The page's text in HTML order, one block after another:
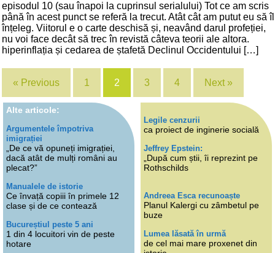
episodul 10 (sau înapoi la cuprinsul serialului) Tot ce am scris
până în acest punct se referă la trecut. Atât cât am putut eu să îl
înțeleg. Viitorul e o carte deschisă și, neavând darul profeției,
nu voi face decât să trec în revistă câteva teorii ale altora.
hiperinflația și cedarea de ștafetă Declinul Occidentului […]
« Previous 1 2 3 4 Next »
Alte articole:
Argumentele împotriva
imigrației
„De ce vă opuneți imigrației,
dacă atât de mulți români au
plecat?”
Manualele de istorie
Ce învață copiii în primele 12
clase și de ce contează
Bucureștiul peste 5 ani
1 din 4 locuitori vin de peste
hotare
Legile cenzurii
ca proiect de inginerie socială
Jeffrey Epstein:
„După cum știi, îi reprezint pe
Rothschilds
Andreea Esca recunoaște
Planul Kalergi cu zâmbetul pe
buze
Lumea lăsată în urmă
de cel mai mare proxenet din